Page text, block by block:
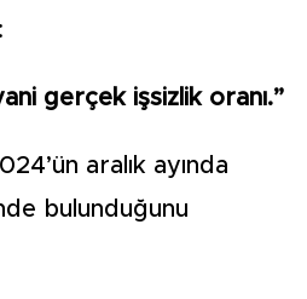
gerçek işsizlik oranı.”
aralık ayında
bulunduğunu